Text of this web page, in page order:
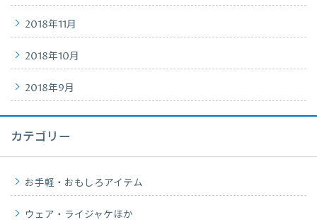
2018年11月
2018年10月
2018年9月
カテゴリー
お手軽・おもしろアイテム
ウェア・ライジャケほか